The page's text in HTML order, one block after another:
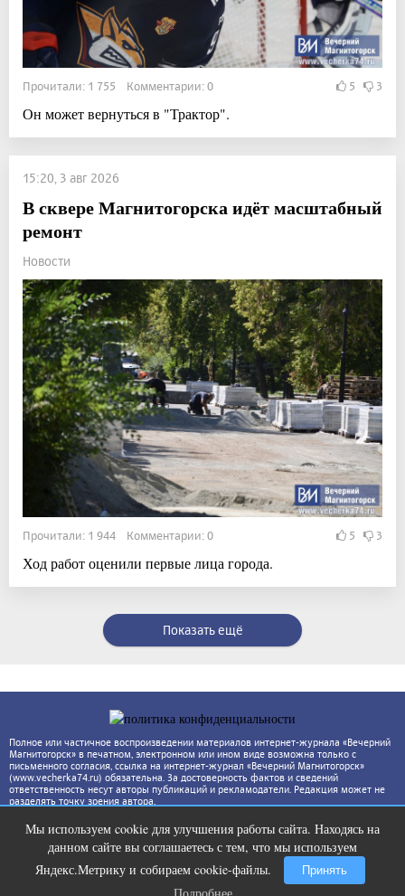
Прочитали: 1 755 Комментарии: 0 5 3
Он может вернуться в "Трактор".
15:20, 3 авг 2026
В сквере Магнитогорска идёт масштабный
ремонт
Новости
Прочитали: 1 944 Комментарии: 0 5 3
Ход работ оценили первые лица города.
Показать ещё
Полное или частичное воспроизведении материалов интернет-журнала «Вечерний
Магнитогорск» в печатном, электронном или ином виде возможна только с
письменного согласия, ссылка на интернет-журнал «Вечерний Магнитогорск»
(www.vecherka74.ru) обязательна. За достоверность фактов и сведений
ответственность несут авторы публикаций и рекламодатели. Редакция может не
разделять точку зрения автора.
Мы используем cookie для улучшения работы сайта. Находясь на
данном сайте вы соглашаетесь с тем, что мы используем
Яндекс.Метрику и собираем cookie-файлы.
Принять
Этот танец невесты оставит вас без
слов! Пересмотрела 10 раз
Подробнее